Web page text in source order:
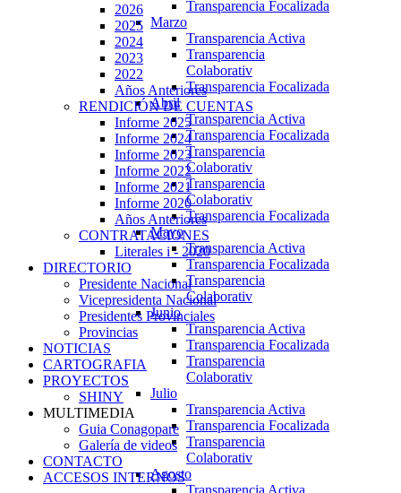
Transparencia Focalizada
Marzo
Transparencia Activa
Transparencia
Colaborativ
Transparencia Focalizada
Abril
Transparencia Activa
Transparencia Focalizada
Transparencia
Colaborativ
Transparencia
Colaborativ
Transparencia Focalizada
Mayo
Transparencia Activa
Transparencia Focalizada
Transparencia
Colaborativ
Junio
Transparencia Activa
Transparencia Focalizada
Transparencia
Colaborativ
Julio
Transparencia Activa
Transparencia Focalizada
Transparencia
Colaborativ
Agosto
Transparencia Activa
2026
2025
2024
2023
2022
Años Anteriores
RENDICIÓN DE CUENTAS
Informe 2025
Informe 2024
Informe 2023
Informe 2022
Informe 2021
Informe 2020
Años Anteriores
CONTRATACIONES
Literales i - 2020
DIRECTORIO
Presidente Nacional
Vicepresidenta Nacional
Presidentes Provinciales
Provincias
NOTICIAS
CARTOGRAFIA
PROYECTOS
SHINY
MULTIMEDIA
Guia Conagopare
Galería de videos
CONTACTO
ACCESOS INTERNOS